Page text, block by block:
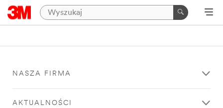
NASZA FIRMA
AKTUALNOŚCI